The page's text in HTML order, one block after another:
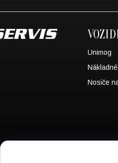
Unimog
Nosiče